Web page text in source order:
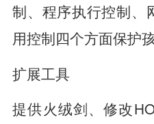
制、程序执行控制、
用控制四个方面保护孩
扩展工具
提供火绒剑、修改